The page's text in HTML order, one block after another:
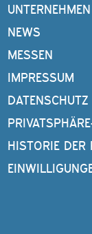
UNTERNEHMEN
NEWS
MESSEN
IMPRESSUM
DATENSCHUTZ
HISTORIE DER